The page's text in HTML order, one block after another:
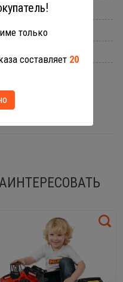
кг
л
только
составляет 20